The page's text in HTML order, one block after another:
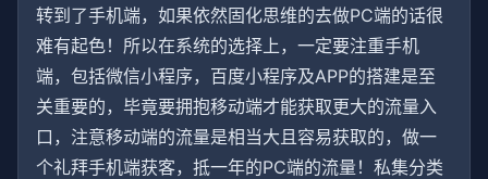
转到了手机端，如果依然固化思维的去做PC端的话很
难有起色！所以在系统的选择上，一定要注重手机
端，包括微信小程序，百度小程序及APP的搭建是至
关重要的，毕竟要拥抱移动端才能获取更大的流量入
口，注意移动端的流量是相当大且容易获取的，做一
个礼拜手机端获客，抵一年的PC端的流量！私集分类